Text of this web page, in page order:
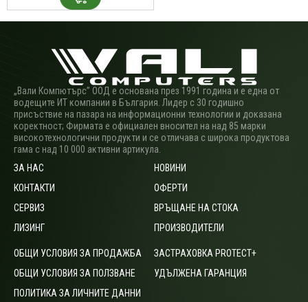
„Вали Компютърс” ООД е основана през 1991 година и е една от
водещите ИТ компании в България. Лидер с 30 годишно
присъствие на пазара на информационни технологии и доказана
коректност; Фирмата е официален вносител на над 85 марки
високотехнологични продукти и се отличава с широка продуктова
гама с над 10 000 активни артикула.
ЗА НАС
КОНТАКТИ
СЕРВИЗ
ЛИЗИНГ
НОВИНИ
ОФЕРТИ
ВРЪЩАНЕ НА СТОКА
ПРОИЗВОДИТЕЛИ
ОБЩИ УСЛОВИЯ ЗА ПРОДАЖБА
ОБЩИ УСЛОВИЯ ЗА ПОЛЗВАНЕ
ПОЛИТИКА ЗА ЛИЧНИТЕ ДАННИ
ЗАСТРАХОВКА PROTECT+
УДЪЛЖЕНА ГАРАНЦИЯ